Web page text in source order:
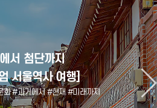
험과 역사여행
을 찾아 떠나는 여행
을 #하이킹 #역사여행 #힐링여행
밴 떠나자!
힐링여행 가자!
행 #묵호 #동해 #힐링여행
작과 끝 추자도
과 생태치유숲 순례길
주도 #추자도 #트레킹 #순례길
채꽃밭에서 인생샷!
지 즐기는 제주여행
#힐링콘서트 #라이브공연
서 첨단까지
서울역사 여행]
화 #과거에서 #현재 #미래까지
험과 역사여행
을 찾아 떠나는 여행
을 #하이킹 #역사여행 #힐링여행
밴 떠나자!
힐링여행 가자!
행 #묵호 #동해 #힐링여행